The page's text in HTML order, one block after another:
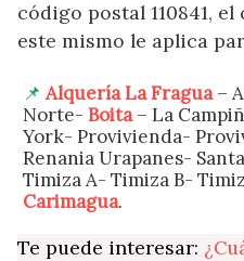
código postal 110841,
este mismo le aplica
Alquería La Fragua–
Norte- Boita– La
York- Provivienda-
Renania Urapanes-
Timiza A- Timiza B-
Carimagua.
Te puede interesar: